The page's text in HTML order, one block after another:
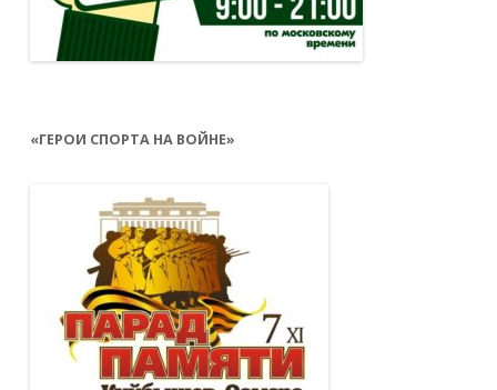
«ГЕРОИ СПОРТА НА ВОЙНЕ»